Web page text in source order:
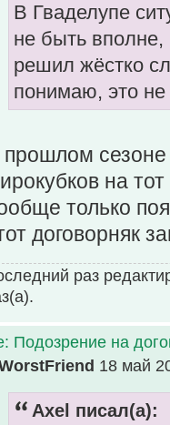
В Гваделупе
не быть
решил жёстко
понимаю, это
прошлом
на
только
договорняк
раз
Подозрение на
18 май
Axel писал(а):